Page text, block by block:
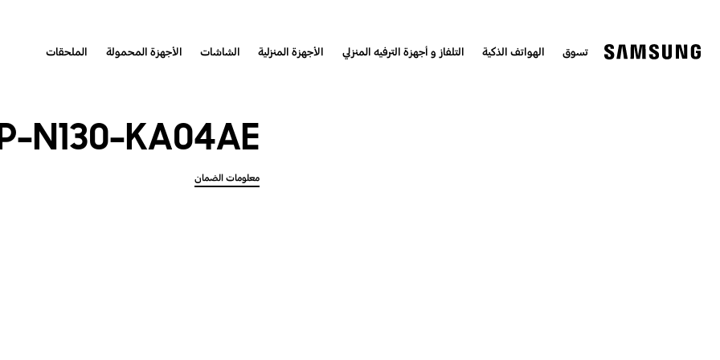
تسوق الهواتف الذكية التلفاز و أجهزة الترفيه المنزلي الأجهزة المنزلية الشاشات الأجهزة المحمولة الملحقات
N130-KA04AE
معلومات الضمان